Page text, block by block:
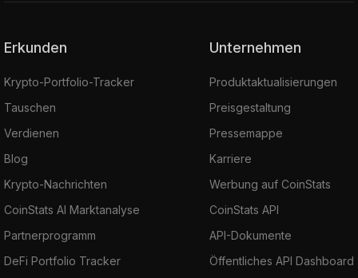
Erkunden
Krypto-Portfolio-Tracker
Tauschen
Verdienen
Blog
Krypto-Nachrichten
CoinStats AI Marktanalyse
Partnerprogramm
DeFi Portfolio Tracker
Unternehmen
Produktaktualisierungen
Preisgestaltung
Pressemappe
Karriere
Werbung auf CoinStats
CoinStats API
API-Dokumente
Öffentliches API Dashboard